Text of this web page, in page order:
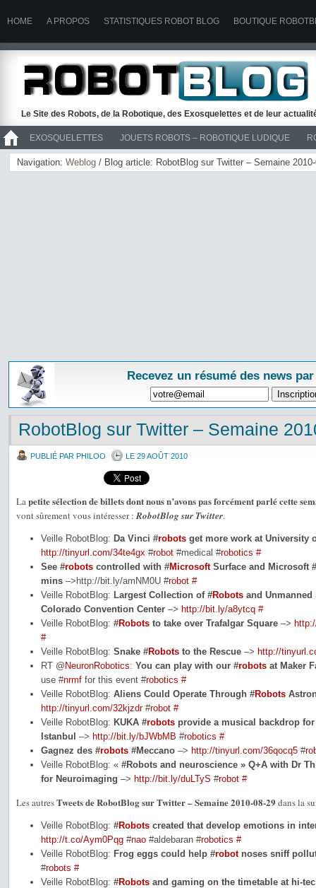
HOME A PROPOS STATISTIQUES ROBOT BLOG BOUTIQUE
Le Site des Robots, de la Robotique, des Exosquelettes et de leur
EXOSQUELETTES JOUETS ROBOTS – ROBOTIQUE LUDIQUE
>> ROBOTS
Navigation: Weblog / Blog article: RobotBlog sur Twitter – Semaine
Recevez un résumé des news
RobotBlog sur Twitter – Semaine
PUBLIÉ PAR PHILOO LE 29 AOÛT 2010
Lapetite sélection de billets dont nous n’avons pas forcément parlé cette
vont sûrement vous intéresser :RobotBlog sur Twitter.
Veille RobotBlog: Da Vinci #robots get more work at University
http://tinyurl.com/34te4gx #robot #medical #robotics #
See #robots controlled with #MicrosoftSurface and Microsoft #
mins –>http://bit.ly/amNM0U #robot #
Veille RobotBlog: Largest Collection of #Robots and Unmanned
Colorado Convention Center –> http://bit.ly/a8ytcq #
Veille RobotBlog: #Robots to take over Trafalgar Square –>
#
Veille RobotBlog: Snake #Robots to the Rescue –> http://
RT @ NeuronRobotics: You can play with our #robots at Maker
use #nrmf for this event #robotics #
Veille RobotBlog: Aliens Could Operate Through #Robots
http://tinyurl.com/32kjzdr#robot #
Veille RobotBlog: KUKA #robots provide a musical backdrop
Istanbul –> http://bit.ly/bJWbMB #robotics #
Gagnez des #robots #Meccano –> http://tinyurl.com/36qocq5 #
Veille RobotBlog: « #Robots and neuroscience » Q+A with Dr
for Neuroimaging –> http://bit.ly/duLTyS #robot #
Les autresTweets de RobotBlog sur Twitter – Semaine 2010-08-29 dans la
Veille RobotBlog: #Robots created that develop emotions in
http://t.co/Aym0Pqg #nao #aldebaran #robotics #
Veille RobotBlog: Frog eggs could help #robotnoses sniff
#robots #
Veille RobotBlog: #Robots and gaming on the timetable at hi-